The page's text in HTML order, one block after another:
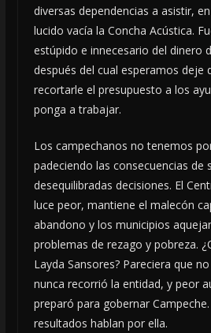
diversas dependencias a asistir,
lucido vacía la Concha Acústica.
estúpido e innecesario del dinero
después del cual esperamos deje
recortarle el presupuesto a los
ponga a trabajar.
Los campechanos no tenemos
padeciendo las consecuencias de
desequilibradas decisiones. El
luce peor, mantiene el malecón
abandono y los municipios
problemas de rezago y pobreza.
Layda Sansores? Pareciera que
nunca recorrió la entidad, y peor
preparó para gobernar
resultados hablan por ella.